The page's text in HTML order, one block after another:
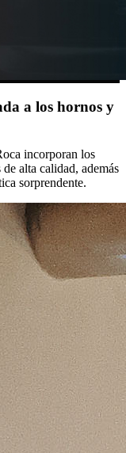
a los hornos y
incorporan los
alta calidad, además
sorprendente.